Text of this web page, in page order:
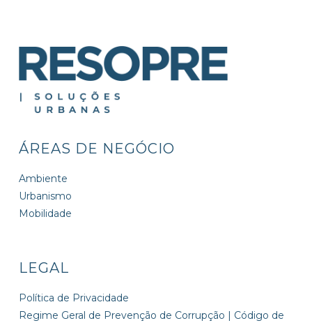
ÁREAS DE NEGÓCIO
Ambiente
Urbanismo
Mobilidade
LEGAL
Política de Privacidade
Regime Geral de Prevenção de Corrupção | Código de